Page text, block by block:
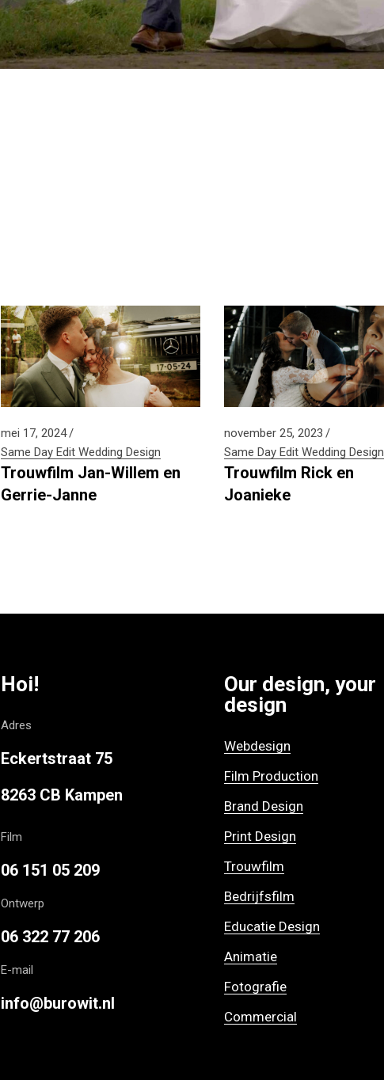
mei 17, 2024
Same Day Edit Wedding Design
Trouwfilm Jan-Willem en
Gerrie-Janne
november 25, 2023
Same Day Edit Wedding Design
Trouwfilm Rick en
Joanieke
Hoi!
Adres
Eckertstraat 75
8263 CB Kampen
Film
06 151 05 209
Ontwerp
06 322 77 206
E-mail
info@burowit.nl
Our design, your
design
Webdesign
Film Production
Brand Design
Print Design
Trouwfilm
Bedrijfsfilm
Educatie Design
Animatie
Fotografie
Commercial